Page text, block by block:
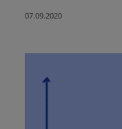
07.09.2020